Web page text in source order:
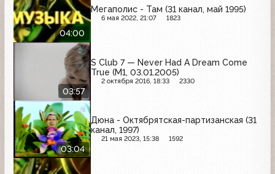
04:00
Мегаполис - Там (31 канал, май 1995)
6 мая 2022, 21:07 1823
03:57
S Club 7 — Never Had A Dream Come
True (М1, 03.01.2005)
2 октября 2016, 18:33 2330
03:04
Дюна - Октябрятская-партизанская (31
канал, 1997)
21 мая 2023, 15:38 1592